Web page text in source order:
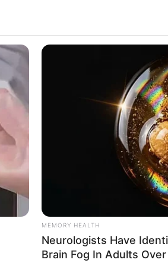
MEMORY HEALTH
Neurologists Have
Brain Fog In Adults